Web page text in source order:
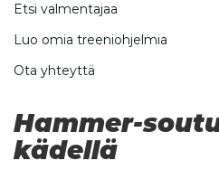
Etsi valmentajaa
Luo omia treeniohjelmia
Ota yhteyttä
Hammer-
kädellä